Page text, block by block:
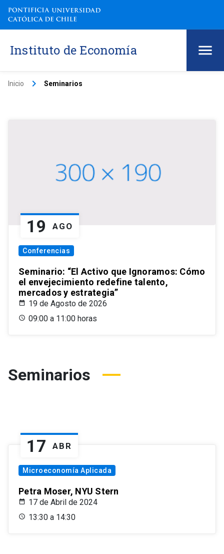
Instituto de Economía
Inicio keyboard_arrow_right Seminarios
19 AGO
Conferencias
Seminario: “El Activo que Ignoramos: Cómo
el envejecimiento redefine talento,
mercados y estrategia”
19 de Agosto de 2026
09:00 a 11:00 horas
Seminarios
17 ABR
Microeconomía Aplicada
Petra Moser, NYU Stern
17 de Abril de 2024
13:30 a 14:30